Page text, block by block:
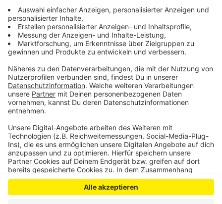
Anzeige
stärken und auch familiäre Probleme aufzuarbeiten.
Weitere Infos zum Projekt Kurve kriegen gibt es hier:
https://www.kurvekriegen.nrw.de/
Anzeige